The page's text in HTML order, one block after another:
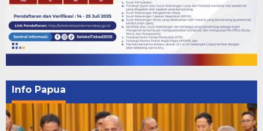
Info Papua